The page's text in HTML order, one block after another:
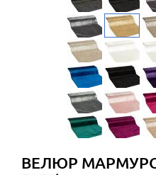
ВЕЛЮР